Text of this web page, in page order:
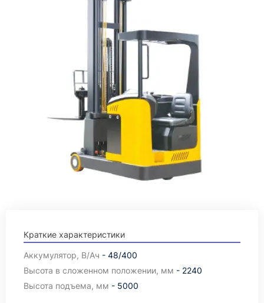
Краткие характеристики
Аккумулятор, В/Ач - 48/400
Высота в сложенном положении, мм - 2240
Высота подъема, мм - 5000